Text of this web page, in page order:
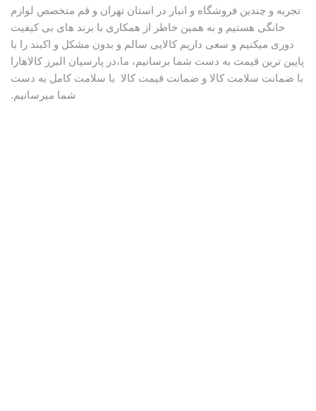
تجربه و چندین فروشگاه و انبار در استان تهران و قم متخصص لوازم
خانگی هستیم و به همین خاطر از همکاری با برند های بی کیفیت
دوری میکنیم و سعی داریم کالایی سالم و بدون مشکل و اکبند را با
پایین ترین قیمت به دست شما برسانیم، ما،در پارسیان البرز کالاهارا
با ضمانت سلامت کالا و ضمانت قیمت کالا با سلامت کامل به دست
شما میرسانیم.